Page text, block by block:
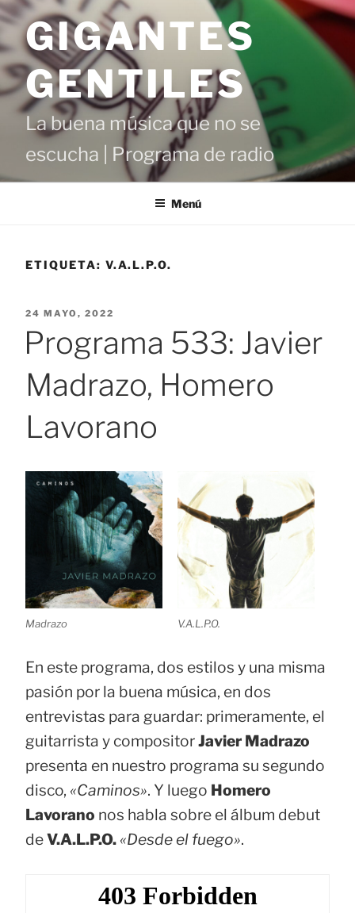
Saltar
contenido
GIGANTES
GENTILES
La buena música que no se
escucha | Programa de radio
Menú
ETIQUETA: V.A.L.P.O.
PUBLICADO
24 MAYO, 2022
Programa 533: Javier
Madrazo, Homero
Lavorano
Madrazo V.A.L.P.O.
En este programa, dos estilos y una misma
pasión por la buena música, en dos
entrevistas para guardar: primeramente, el
guitarrista y compositorJavier Madrazo
presenta en nuestro programa su segundo
disco, «Caminos». Y luego Homero
Lavorano nos habla sobre el álbum debut
deV.A.L.P.O. «Desde el fuego».